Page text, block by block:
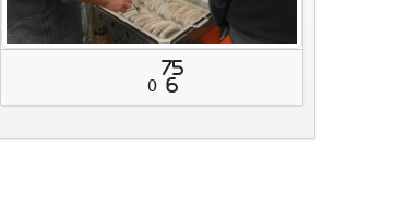
0
75
6